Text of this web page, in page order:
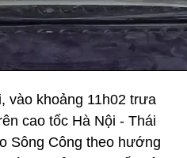
vào khoảng 11h02 trưa
cao tốc Hà Nội - Thái
Sông Công theo hướng